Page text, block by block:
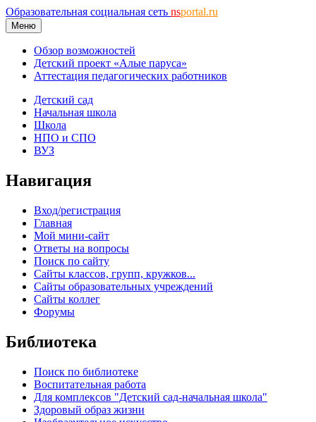
Образовательная социальная сеть nsportal.ru
Меню
Обзор возможностей
Детский проект «Алые паруса»
Аттестация педагогических работников
Детский сад
Начальная школа
Школа
НПО и СПО
ВУЗ
Навигация
Вход/регистрация
Главная
Мой мини-сайт
Ответы на вопросы
Поиск по сайту
Сайты классов, групп, кружков...
Сайты образовательных учреждений
Сайты коллег
Форумы
Библиотека
Поиск по библиотеке
Воспитательная работа
Для комплексов "Детский сад-начальная школа"
Здоровый образ жизни